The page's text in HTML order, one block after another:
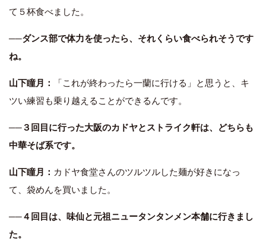
て５杯食べました。
──ダンス部で体力を使ったら、それくらい食べられそうです
ね。
山下瞳月：
「これが終わったら一蘭に行ける」と思うと、キ
ツい練習も乗り越えることができるんです。
──３回目に行った大阪のカドヤとストライク軒は、どちらも
中華そば系です。
山下瞳月： カドヤ食堂さんのツルツルした麺が好きになっ
て、袋めんを買いました。
──４回目は、味仙と元祖ニュータンタンメン本舗に行きまし
た。